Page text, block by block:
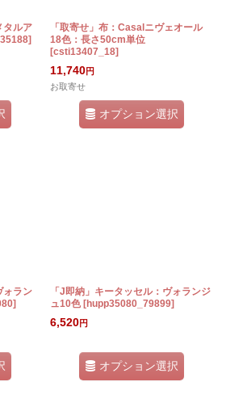
タルア
]
「取寄せ」布：Casalニヴェオール
18色：長さ50cm単位
[csti13407_18]
11,740円
お取寄せ
オプション選択
ォラン
]
「J即納」キータッセル：ヴォランジ
ュ10色 [hupp35080_79899]
6,520円
オプション選択